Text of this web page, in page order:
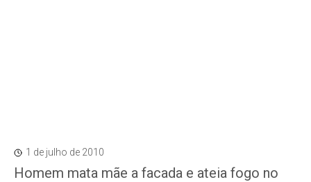
1 de julho de 2010
Homem mata mãe a facada e ateia fogo no